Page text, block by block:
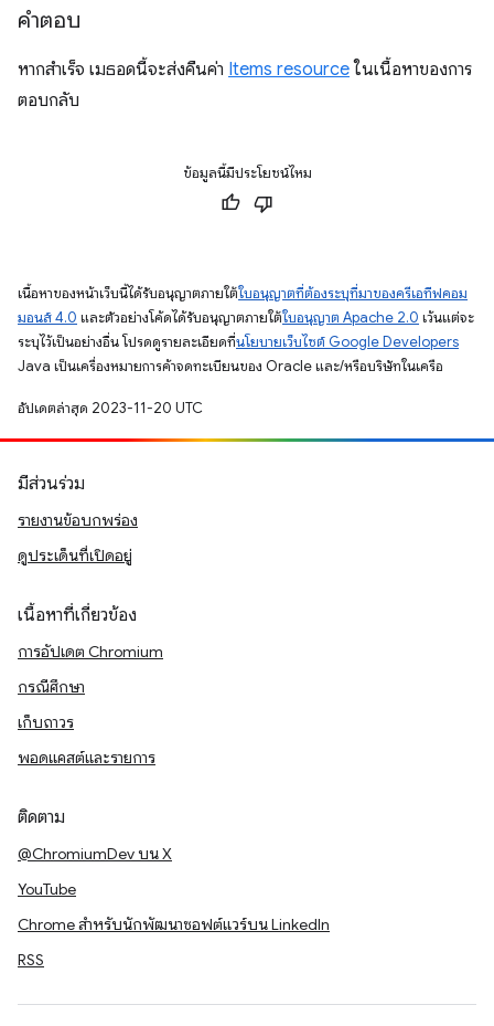
คำตอบ
หากสำเร็จ เมธอดนี้จะส่งคืนค่า Items resource ในเนื้อหาของการ
ตอบกลับ
ข้อมูลนี้มีประโยชน์ไหม
เนื้อหาของหน้าเว็บนี้ได้รับอนุญาตภายใต้ใบอนุญาตที่ต้องระบุที่มาของครีเอทีฟคอม
มอนส์ 4.0 และตัวอย่างโค้ดได้รับอนุญาตภายใต้ใบอนุญาต Apache 2.0 เว้นแต่จะ
ระบุไว้เป็นอย่างอื่น โปรดดูรายละเอียดที่นโยบายเว็บไซต์ Google Developers
Java เป็นเครื่องหมายการค้าจดทะเบียนของ Oracle และ/หรือบริษัทในเครือ
อัปเดตล่าสุด 2023-11-20 UTC
มีส่วนร่วม
รายงานข้อบกพร่อง
ดูประเด็นที่เปิดอยู่
เนื้อหาที่เกี่ยวข้อง
การอัปเดต Chromium
กรณีศึกษา
เก็บถาวร
พอดแคสต์และรายการ
ติดตาม
@ChromiumDev บน X
YouTube
Chrome สำหรับนักพัฒนาซอฟต์แวร์บน LinkedIn
RSS